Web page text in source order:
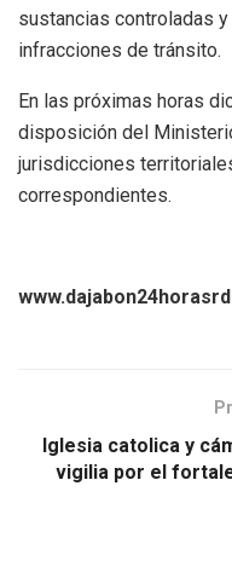
sustancias controladas
infracciones de tránsito.
En las próximas horas
disposición del
jurisdicciones
correspondientes.
Iglesia catolica y
vigilia por el